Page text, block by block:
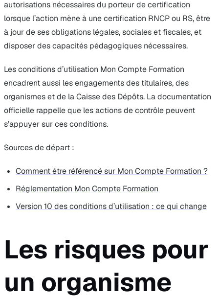
autorisations nécessaires du porteur de certification
lorsque l’action mène à une certification RNCP ou RS, être
à jour de ses obligations légales, sociales et fiscales, et
disposer des capacités pédagogiques nécessaires.
Les conditions d’utilisation Mon Compte Formation
encadrent aussi les engagements des titulaires, des
organismes et de la Caisse des Dépôts. La documentation
officielle rappelle que les actions de contrôle peuvent
s’appuyer sur ces conditions.
Sources de départ :
Comment être référencé sur Mon Compte Formation ?
Réglementation Mon Compte Formation
Version 10 des conditions d’utilisation : ce qui change
Les risques pour
un organisme